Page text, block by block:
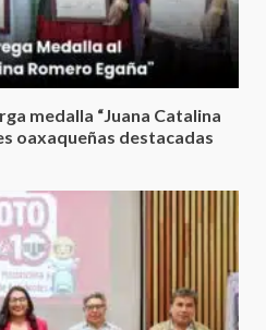
medalla “Juana Catalina
oaxaqueñas destacadas
Municipio de Oaxaca
caso de maltrato
tras denuncia ciudadana
a Ernesto Ruffo en Baja
FGR lo investiga por
delitos de
organizada y
contrabando